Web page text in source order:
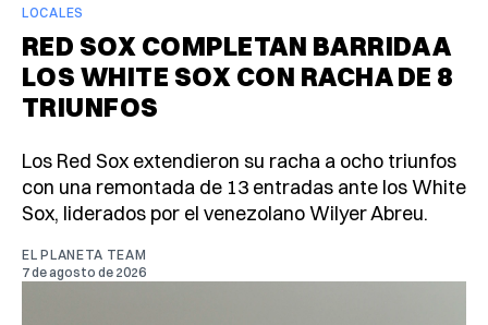
LOCALES
RED SOX COMPLETAN BARRIDA A
LOS WHITE SOX CON RACHA DE 8
TRIUNFOS
Los Red Sox extendieron su racha a ocho triunfos
con una remontada de 13 entradas ante los White
Sox, liderados por el venezolano Wilyer Abreu.
EL PLANETA TEAM
7 de agosto de 2026